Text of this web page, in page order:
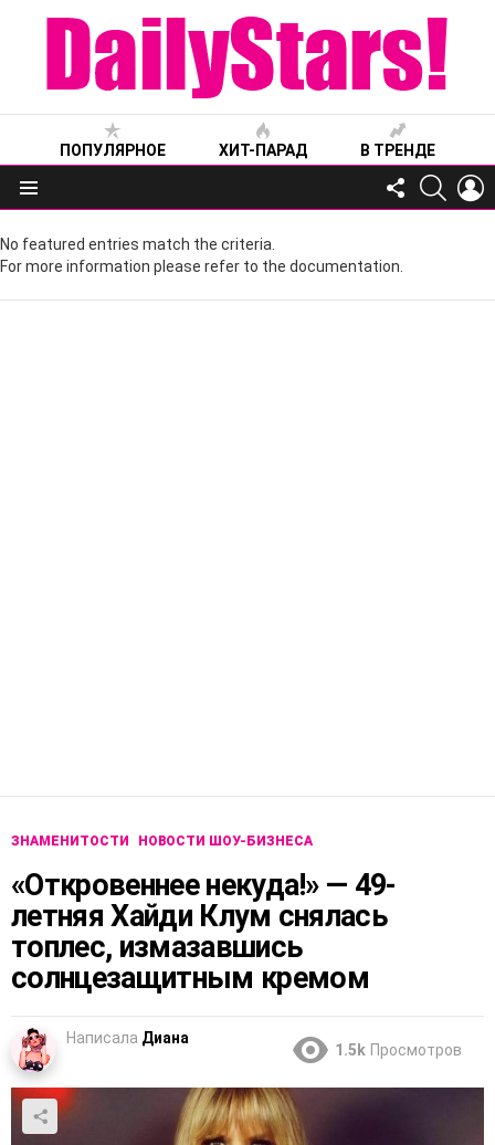
ПОПУЛЯРНОЕ ХИТ-ПАРАД В ТРЕНДЕ
Меню
FOLLOW
US
No featured entries match the criteria.
For more information please refer to the documentation.
ЗНАМЕНИТОСТИ НОВОСТИ ШОУ-БИЗНЕСА
«Откровеннее некуда!» — 49-
летняя Хайди Клум снялась
топлес, измазавшись
солнцезащитным кремом
Написала Диана
1.5k Просмотров